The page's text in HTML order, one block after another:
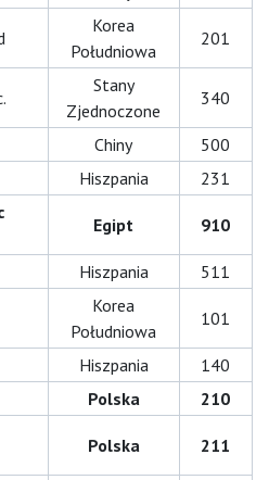
Korea
Południowa
201
Stany
Zjednoczone
340
Chiny
500
Hiszpania
231
Egipt 910
Hiszpania 511
Korea
Południowa
101
Hiszpania
140
Polska
210
Polska 211